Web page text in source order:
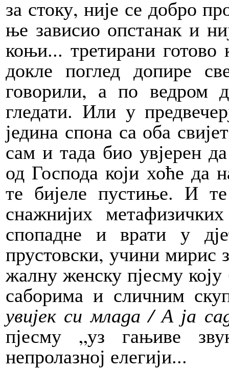
за стоку, није се добро
ње зависио опстанак и
коњи... третирани
докле поглед допире
говорили, а по ведром
гледати. Или у
једина спона са оба
сам и тада био увјерен
од Господа који хоће да
те бијеле пустиње. И
снажнијих
спопадне и врати у
прустовски, учини мирис
жалну женску пјесму коју
саборима и сличним
увијек си млада / А ја
пјесму „уз гањиве
непролазној елегији...